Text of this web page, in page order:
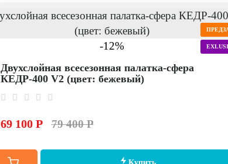
-12%
Двухслойная всесезонная палатка-сфера
КЕДР-400 V2 (цвет: бежевый)
69 100 Р 79 400 Р